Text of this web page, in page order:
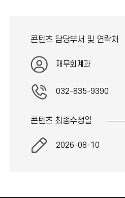
콘텐츠 담당부서 및 연락처
재무회계과
032-835-9390
콘텐츠 최종수정일
2026-08-10